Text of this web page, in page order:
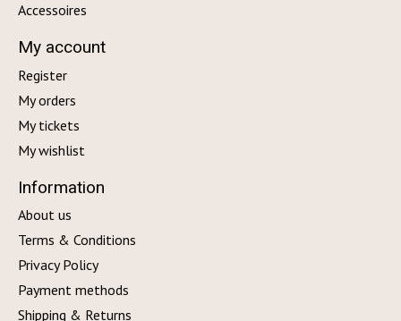
Accessoires
My account
Register
My orders
My tickets
My wishlist
Information
About us
Terms & Conditions
Privacy Policy
Payment methods
Shipping & Returns